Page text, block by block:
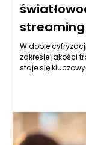
streaming
W dobie
zakresie jakości
staje się
niezwykle
płynny